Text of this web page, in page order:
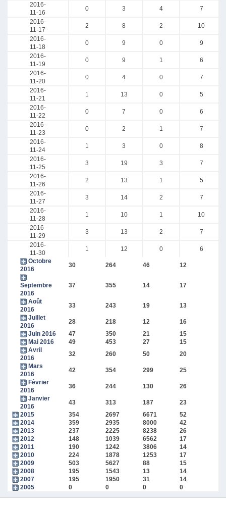
2016-
11-16
0 3 4
7
2016-
11-17
2 8 2
10
2016-
11-18
0 9 0
9
2016-
11-19
0 9 1
6
2016-
11-20
0 4 0
7
2016-
11-21
1 13 0
5
2016-
11-22
0 7 0
6
2016-
11-23
0 2 1
7
2016-
11-24
1 3 0
8
2016-
11-25
3 19 3
7
2016-
11-26
2 13 1
5
2016-
11-27
3 14 2
7
2016-
11-28
1 10 1
10
2016-
11-29
3 13 2
7
2016-
11-30
1 12 0
6
Octobre
2016
30 264 46 12
Septembre
2016
37 355 14 17
Août
2016
33 243 19 13
Juillet
2016
28 218 12 16
Juin 2016
47 350 21 15
Mai 2016
49 453 27 15
Avril
2016
32 260 50 20
Mars
2016
42 354 299 25
Février
2016
36 244 130 26
Janvier
2016
43 313 187 23
2015
354 2697 6671 52
2014
359 2935 8000 42
2013
237 2225 8238 26
2012
148 1039 6562 17
2011
190 1242 3806 14
2010
224 1878 1253 17
2009
503 5627 88 15
2008
195 1543 13 14
2007
195 1950 31 14
2005
0 0 0 0